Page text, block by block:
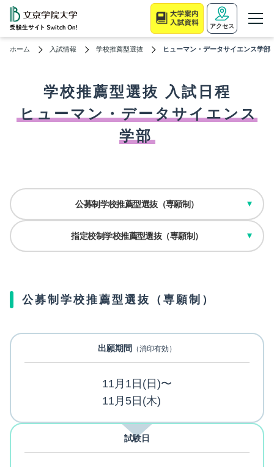
アクセス
ホーム 入試情報 学校推薦型選抜 ヒューマン・データサイエンス学部
学校推薦型選抜 入試日程
ヒューマン・データサイエンス
学部
公募制学校推薦型選抜（専願制）
指定校制学校推薦型選抜（専願制）
公募制学校推薦型選抜（専願制）
出願期間 （消印有効）
11月1日(日)〜
11月5日(木)
試験日